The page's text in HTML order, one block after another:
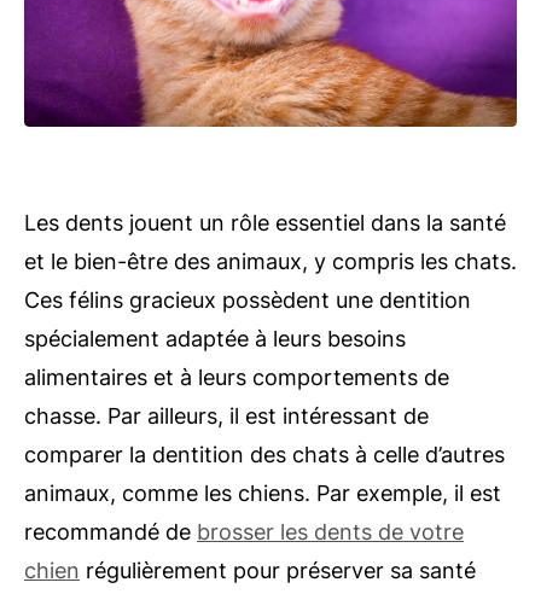
Les dents jouent un rôle essentiel dans la santé
et le bien-être des animaux, y compris les chats.
Ces félins gracieux possèdent une dentition
spécialement adaptée à leurs besoins
alimentaires et à leurs comportements de
chasse. Par ailleurs, il est intéressant de
comparer la dentition des chats à celle d’autres
animaux, comme les chiens. Par exemple, il est
recommandé de brosser les dents de votre
chien régulièrement pour préserver sa santé